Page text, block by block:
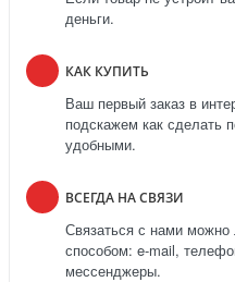
деньги.
КАК КУПИТЬ
Ваш первый заказ в
подскажем как сделать
удобными.
ВСЕГДА НА СВЯЗИ
Связаться с нами
способом: e-mail,
мессенджеры.